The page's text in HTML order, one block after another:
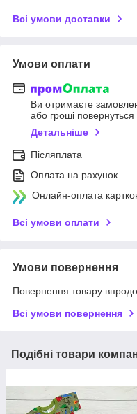
Всі умови доставки
Умови оплати
Ви отримаєте
або гроші
Детальніше
Післяплата
Оплата на рахунок
Онлайн-оплата
Всі умови оплати
Умови повернення
Повернення товару
Всі умови повернення
Подібні товари